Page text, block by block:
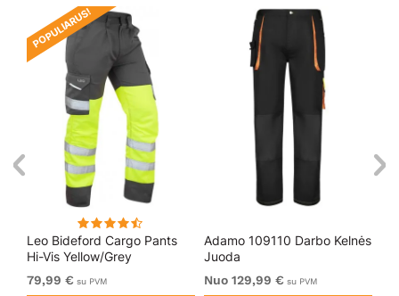
tinkamo, kad ir koks darbas tai būtų. Mūsų darbo drabužiai
pasižymi ilgalaikiu dizainu ir tarnaus Jums daugelį metų!
Vos kelios minutės, ir būsite absoliučiai pasirengę saugiam,
patogiam darbui.
Leo Bideford Cargo Pants
Hi-Vis Yellow/Grey
POPULIARUS!
79,99 € su PVM
Adamo 109110 Darbo Kelnės
Juoda
Nuo 129,99 € su PVM